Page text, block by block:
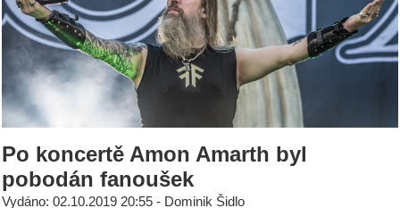
Po koncertě Amon Amarth byl
pobodán fanoušek
Vydáno: 02.10.2019 20:55 - Dominik Šidlo